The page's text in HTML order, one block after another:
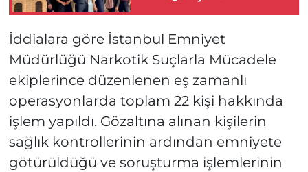
İddialara göre İstanbul Emniyet
Müdürlüğü Narkotik Suçlarla Mücadele
ekiplerince düzenlenen eş zamanlı
operasyonlarda toplam 22 kişi hakkında
işlem yapıldı. Gözaltına alınan kişilerin
sağlık kontrollerinin ardından emniyete
götürüldüğü ve soruşturma işlemlerinin